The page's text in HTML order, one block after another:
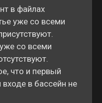
в файлах
уже со всеми
со всеми
что и первый
входе в бассейн не